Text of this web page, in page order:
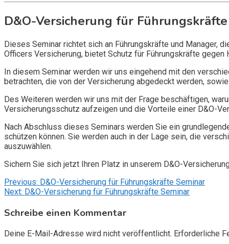
D&O-Versicherung für
Dieses Seminar richtet sich an Führungskräfte und Manager,
Officers Versicherung, bietet Schutz für Führungskräfte
In diesem Seminar werden wir uns eingehend mit den
betrachten, die von der Versicherung abgedeckt werden,
Des Weiteren werden wir uns mit der Frage beschäftigen,
Versicherungsschutz aufzeigen und die Vorteile einer D&O-
Nach Abschluss dieses Seminars werden Sie ein
schützen können. Sie werden auch in der Lage sein, die
auszuwählen.
Sichern Sie sich jetzt Ihren Platz in unserem D&O-
Beitragsnavigation
Previous: D&O-Versicherung für Führungskräfte Seminar
Next: D&O-Versicherung für Führungskräfte Seminar
Schreibe einen Kommentar
Deine E-Mail-Adresse wird nicht veröffentlicht. Erforderliche